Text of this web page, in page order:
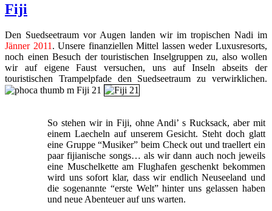
Fiji
Den Suedseetraum vor Augen landen wir im tropischen Nadi im
Jänner 2011 . Unsere finanziellen Mittel lassen weder Luxusresorts,
noch einen Besuch der touristischen Inselgruppen zu, also wollen
wir auf eigene Faust versuchen, uns auf Inseln abseits der
touristischen Trampelpfade den Suedseetraum zu verwirklichen.
So stehen wir in Fiji, ohne Andi’ s Rucksack, aber mit
einem Laecheln auf unserem Gesicht. Steht doch glatt
eine Gruppe “Musiker” beim Check out und traellert ein
paar fijianische songs… als wir dann auch noch jeweils
eine Muschelkette am Flughafen geschenkt bekommen
wird uns sofort klar, dass wir endlich Neuseeland und
die sogenannte “erste Welt” hinter uns gelassen haben
und neue Abenteuer auf uns warten.